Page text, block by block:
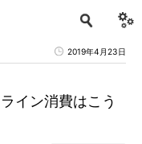
2019年4月23日
イン消費はこう